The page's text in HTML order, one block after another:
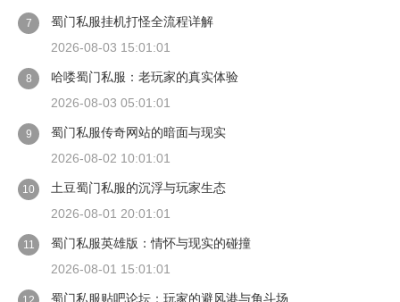
7
蜀门私服挂机打怪全流程详解
2026-08-03 15:01:01
8
哈喽蜀门私服：老玩家的真实体验
2026-08-03 05:01:01
9
蜀门私服传奇网站的暗面与现实
2026-08-02 10:01:01
10
土豆蜀门私服的沉浮与玩家生态
2026-08-01 20:01:01
11
蜀门私服英雄版：情怀与现实的碰撞
2026-08-01 15:01:01
蜀门私服贴吧论坛：玩家的避风港与角斗场